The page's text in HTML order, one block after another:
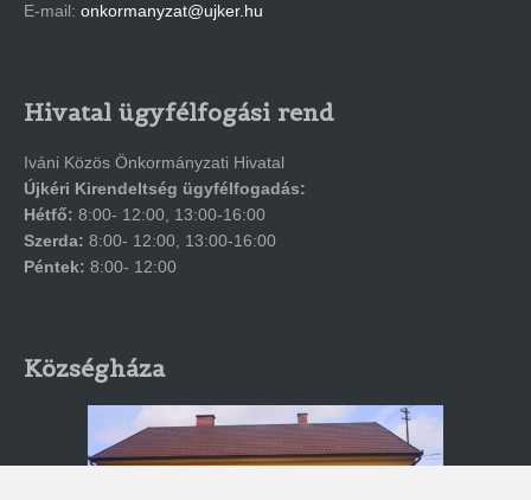
E-mail: onkormanyzat@ujker.hu
Hivatal ügyfélfogási rend
Iváni Közös Önkormányzati Hivatal
Újkéri Kirendeltség ügyfélfogadás:
Hétfő: 8:00- 12:00, 13:00-16:00
Szerda: 8:00- 12:00, 13:00-16:00
Péntek: 8:00- 12:00
Községháza